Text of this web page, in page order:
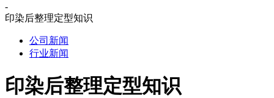
-
印染后整理定型知识
公司新闻
行业新闻
印染后整理定型知识